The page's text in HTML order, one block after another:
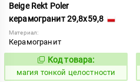
Beige Rekt Poler
керамогранит 29,8x59,8
Материал:
Керамогранит
919118
Код товара:
магия тонкой целостности